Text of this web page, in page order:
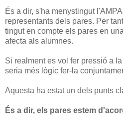
És a dir, s'ha menystingut
representants dels pares. Per
tingut en compte els pares en
afecta als alumnes.
Si realment es vol fer pressió a
seria més lògic fer-la
Aquesta ha estat un dels punts
És a dir, els pares estem